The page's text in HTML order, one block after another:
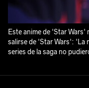
Este anime de 'Star
salirse de 'Star Wars': 'La
series de la saga no